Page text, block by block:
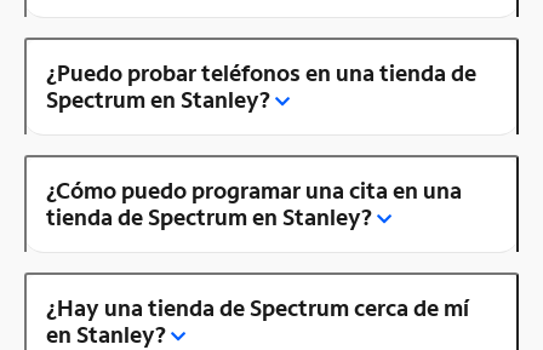
¿Puedo probar teléfonos en una tienda de
Spectrum en Stanley?
¿Cómo puedo programar una cita en una
tienda de Spectrum en Stanley?
¿Hay una tienda de Spectrum cerca de mí
en Stanley?